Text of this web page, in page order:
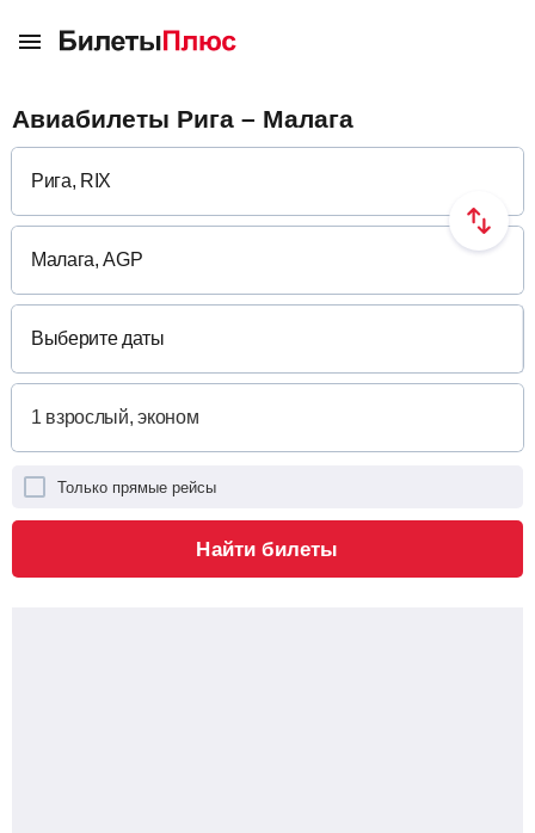
Авиабилеты Рига – Малага
Выберите даты
Только прямые рейсы
Найти билеты